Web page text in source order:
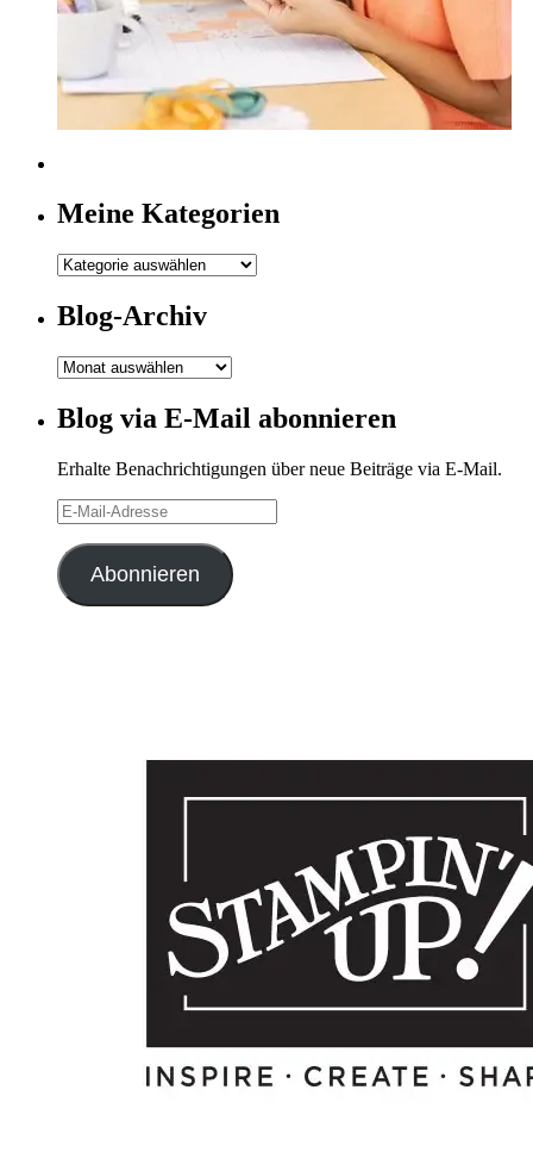
Meine Kategorien
Meine
Blog-Archiv
Blog-
Blog via E-Mail abonnieren
Erhalte Benachrichtigungen über neue Beiträge via E-Mail.
E-
Mail-
Adresse
Abonnieren